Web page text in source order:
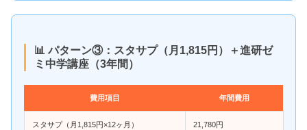
📊 パターン③：スタサプ（月1,815円）＋進研ゼ
ミ中学講座（3年間）
費用項目 年間費用
スタサプ（月1,815円×12ヶ月） 21,780円